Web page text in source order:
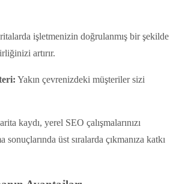
işletmenizin doğrulanmış bir şekilde
artırır.
Yakın çevrenizdeki müşteriler sizi
kaydı, yerel SEO çalışmalarınızı
sonuçlarında üst sıralarda çıkmanıza katkı